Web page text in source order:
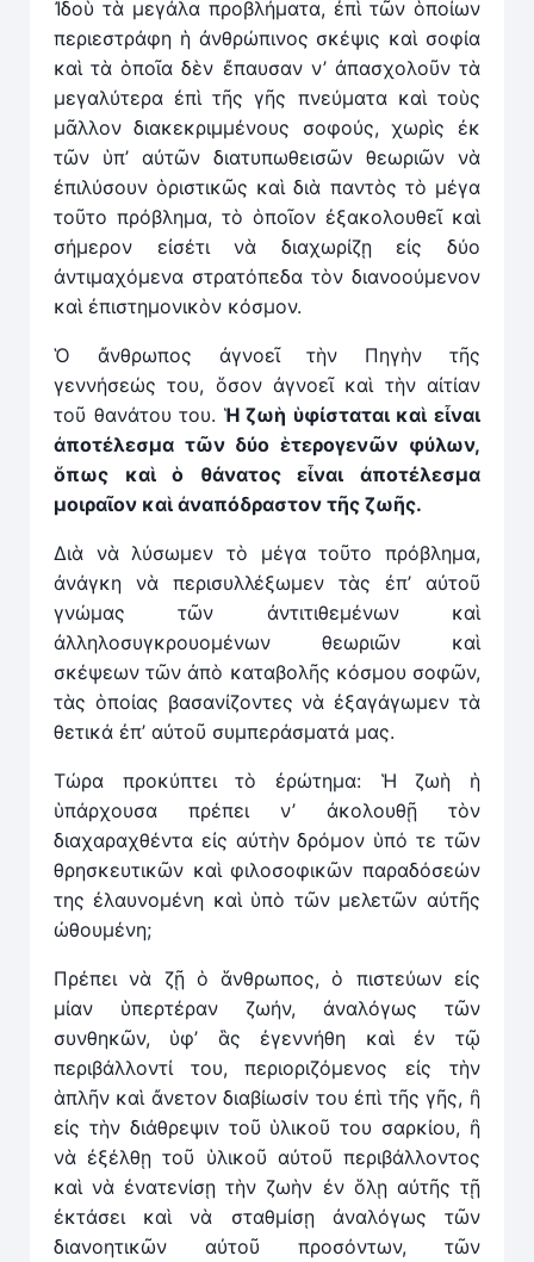
Ἰδοὺ τὰ μεγάλα προβλήματα, ἐπὶ τῶν ὁποίων
περιεστράφη ἡ ἀνθρώπινος σκέψις καὶ σοφία
καὶ τὰ ὁποῖα δὲν ἔπαυσαν ν’ ἀπασχολοῦν τὰ
μεγαλύτερα ἐπὶ τῆς γῆς πνεύματα καὶ τοὺς
μᾶλλον διακεκριμμένους σοφούς, χωρὶς ἐκ
τῶν ὑπ’ αὐτῶν διατυπωθεισῶν θεωριῶν νὰ
ἐπιλύσουν ὁριστικῶς καὶ διὰ παντὸς τὸ μέγα
τοῦτο πρόβλημα, τὸ ὁποῖον ἐξακολουθεῖ καὶ
σήμερον εἰσέτι νὰ διαχωρίζῃ εἰς δύο
ἀντιμαχόμενα στρατόπεδα τὸν διανοούμενον
καὶ ἐπιστημονικὸν κόσμον.
Ὁ ἄνθρωπος ἀγνοεῖ τὴν Πηγὴν τῆς
γεννήσεώς του, ὅσον ἀγνοεῖ καὶ τὴν αἰτίαν
τοῦ θανάτου του. Ἡ ζωὴ ὑφίσταται καὶ εἶναι
ἀποτέλεσμα τῶν δύο ἑτερογενῶν φύλων,
ὅπως καὶ ὁ θάνατος εἶναι ἀποτέλεσμα
μοιραῖον καὶ ἀναπόδραστον τῆς ζωῆς.
Διὰ νὰ λύσωμεν τὸ μέγα τοῦτο πρόβλημα,
ἀνάγκη νὰ περισυλλέξωμεν τὰς ἐπ’ αὐτοῦ
γνώμας τῶν ἀντιτιθεμένων καὶ
ἀλληλοσυγκρουομένων θεωριῶν καὶ
σκέψεων τῶν ἀπὸ καταβολῆς κόσμου σοφῶν,
τὰς ὁποίας βασανίζοντες νὰ ἐξαγάγωμεν τὰ
θετικά ἐπ’ αὐτοῦ συμπεράσματά μας.
Τώρα προκύπτει τὸ ἐρώτημα: Ἡ ζωὴ ἡ
ὑπάρχουσα πρέπει ν’ ἀκολουθῇ τὸν
διαχαραχθέντα εἰς αὐτὴν δρόμον ὑπό τε τῶν
θρησκευτικῶν καὶ φιλοσοφικῶν παραδόσεών
της ἐλαυνομένη καὶ ὑπὸ τῶν μελετῶν αὐτῆς
ὠθουμένη;
Πρέπει νὰ ζῇ ὁ ἅνθρωπος, ὁ πιστεύων εἰς
μίαν ὑπερτέραν ζωήν, ἀναλόγως τῶν
συνθηκῶν, ὑφ’ ἃς ἐγεννήθη καὶ ἐν τῷ
περιβάλλοντί του, περιοριζόμενος εἰς τὴν
ἁπλῆν καὶ ἄνετον διαβίωσίν του ἐπὶ τῆς γῆς, ἢ
εἰς τὴν διάθρεψιν τοῦ ὑλικοῦ του σαρκίου, ἢ
νὰ ἐξέλθῃ τοῦ ὑλικοῦ αὐτοῦ περιβάλλοντος
καὶ νὰ ἐνατενίσῃ τὴν ζωὴν ἐν ὅλῃ αὐτῆς τῇ
ἐκτάσει καὶ νὰ σταθμίσῃ ἀναλόγως τῶν
διανοητικῶν αὐτοῦ προσόντων, τῶν